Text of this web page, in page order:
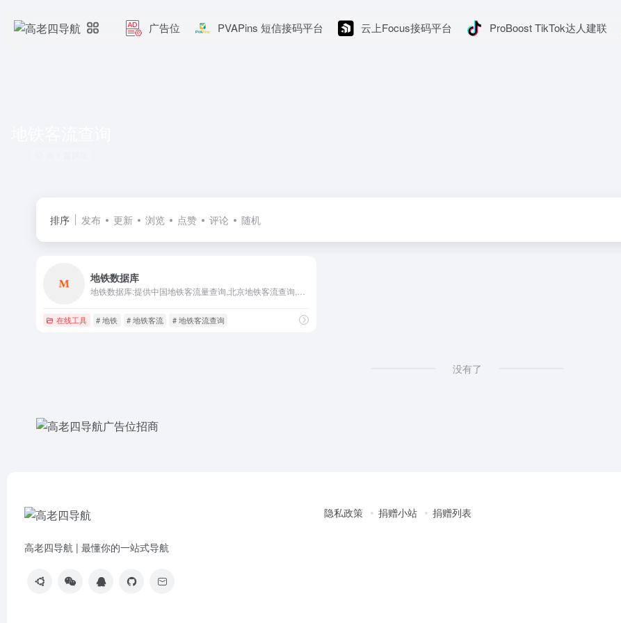
广告位 PVAPins 短信接码平台 云上Focus接码平台 ProBoost TikTok达人建联
排序 发布 更新 浏览 点赞 评论 随机
地铁数据库
在线工具 # 地铁 # 地铁客流 # 地铁客流查询
没有了
高老四导航 | 最懂你的一站式导航
隐私政策 捐赠小站 捐赠列表